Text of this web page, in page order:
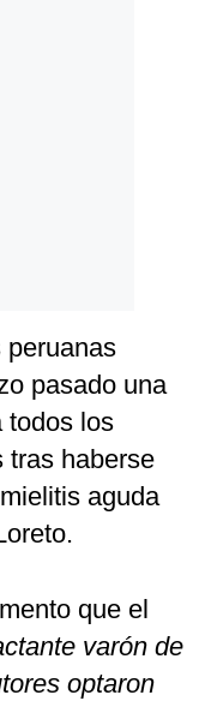
peruanas
pasado una
todos los
tras haberse
aguda
que el
varón de
optaron